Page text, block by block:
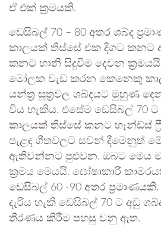
ඒ එක් ක්‍රමයකි.
ඩෙසිබල් 70 – 80 අතර ශබ්ද
කාලයක් තිස්සේ එක දිගට කනට
කනට හානි සිදුවීම දෙවන
මෝලක වැඩ කරන කෙනෙකු
යන්ත්‍ර සූත්‍රවල ශබ්දයට මුහුණ
විය හැකිය. එසේම ඩෙසිබල් 70
කාලයක් තිස්සේ කනට හෑන්ඩ්ස්
පැළඳ ගීතවලට සවන් දීමෙනුත්
ඇතිවන්නට පුළුවන. ඔබට මෙය
ක්‍රමය මෙයයි. ඝෝෂාකාරී
ඩෙසිබල් 60 -90 අතර
දැරිය හැකි ඩෙසිබල් 70 ට අඩු
තීරණය කිරීම පහසු වනු ඇත.